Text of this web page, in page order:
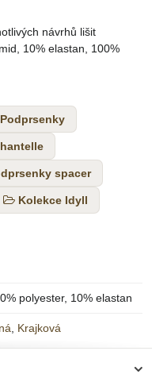
návrhů lišit
10% elastan, 100%
Podprsenky
spacer
Kolekce Idyll
polyester, 10% elastan
Krajková